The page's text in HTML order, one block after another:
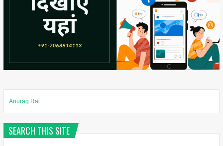
Anurag Rai
SEARCH THIS SITE